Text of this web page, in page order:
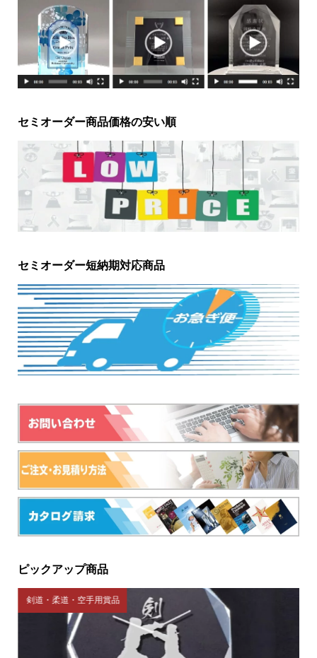
セミオーダー商品価格の安い順
セミオーダー短納期対応商品
ピックアップ商品
剣道・柔道・空手用賞品